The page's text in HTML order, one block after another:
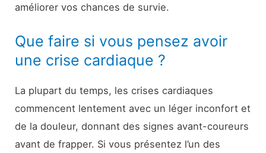
améliorer vos chances de survie.
Que faire si vous pensez avoir
une crise cardiaque ?
La plupart du temps, les crises cardiaques
commencent lentement avec un léger inconfort et
de la douleur, donnant des signes avant-coureurs
avant de frapper. Si vous présentez l’un des